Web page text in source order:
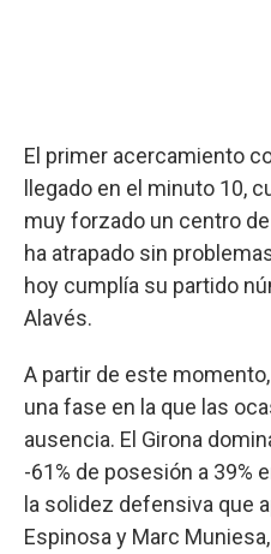
El primer acercamiento
llegado en el minuto 10,
muy forzado un centro
ha atrapado sin
hoy cumplía su partido
Alavés.
A partir de este
una fase en la que las
ausencia. El Girona
-61% de posesión a 39%
la solidez defensiva que
Espinosa y Marc